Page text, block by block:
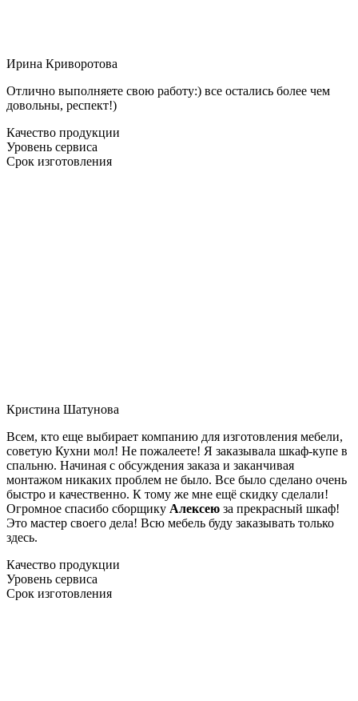
Ирина Криворотова
Отлично выполняете свою работу:) все остались более чем
довольны, респект!)
Качество продукции
Уровень сервиса
Срок изготовления
Кристина Шатунова
Всем, кто еще выбирает компанию для изготовления мебели,
советую Кухни мол! Не пожалеете! Я заказывала шкаф-купе в
спальню. Начиная с обсуждения заказа и заканчивая
монтажом никаких проблем не было. Все было сделано очень
быстро и качественно. К тому же мне ещё скидку сделали!
Огромное спасибо сборщику Алексею за прекрасный шкаф!
Это мастер своего дела! Всю мебель буду заказывать только
здесь.
Качество продукции
Уровень сервиса
Срок изготовления